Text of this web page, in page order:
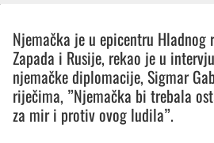
Njemačka je u epicentru
Zapada i Rusije, rekao je u
njemačke diplomacije, Sigmar
riječima, ”Njemačka bi trebala
za mir i protiv ovog ludila”.